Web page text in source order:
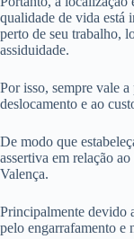
qualidade de vida está
perto de seu trabalho,
assiduidade.
Por isso, sempre vale
deslocamento e ao
De modo que
assertiva em relação
Valença.
Principalmente devido
pelo engarrafamento e